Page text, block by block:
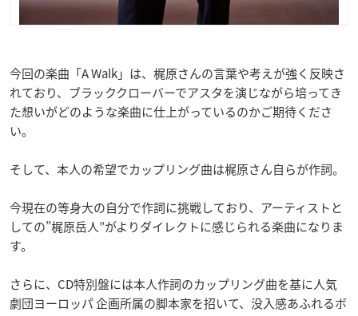
今回の楽曲「A Walk」は、梶原さんの言葉や考えが強く反映さ
れており、ブラッククローバーでアスタを演じながら培ってき
た想いがどのような楽曲に仕上がっているのかご期待くださ
い。
そして、本人の希望でカップリング曲は梶原さん自らが作詞。
今現在の等身大の自分で作詞に挑戦しており、アーティストと
しての”梶原岳人”がよりダイレクトに感じられる楽曲になりま
す。
さらに、CD特別盤には本人作詞のカップリング曲を基に人気
劇団ヨーロッパ 企画所属の脚本家を招いて、没入感あふれるボ